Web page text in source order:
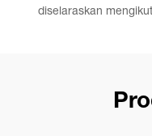
diselaraskan